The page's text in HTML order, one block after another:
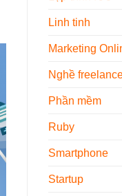
Linh tinh
Marketing
Nghề
Phần mềm
Ruby
Smartphone
Startup